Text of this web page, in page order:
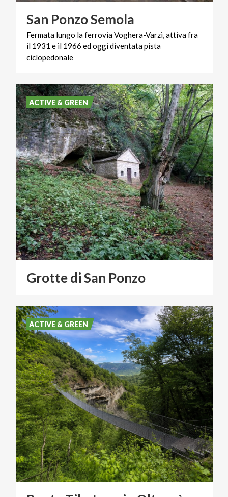
San PonzoSemola
Fermata lungo la ferrovia Voghera-Varzi, attiva fra
il 1931 e il 1966 ed oggi diventata pista
ciclopedonale
GrottediSan Ponzo
ACTIVE & GREEN
ACTIVE & GREEN